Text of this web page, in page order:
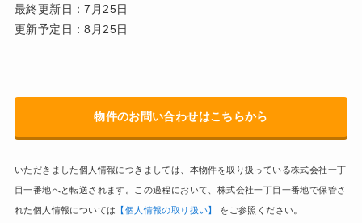
最終更新日：7月25日
更新予定日：8月25日
物件のお問い合わせはこちらから
いただきました個人情報につきましては、本物件を取り扱っている株式会社一丁
目一番地へと転送されます。この過程において、株式会社一丁目一番地で保管さ
れた個人情報については 【個人情報の取り扱い】 をご参照ください。